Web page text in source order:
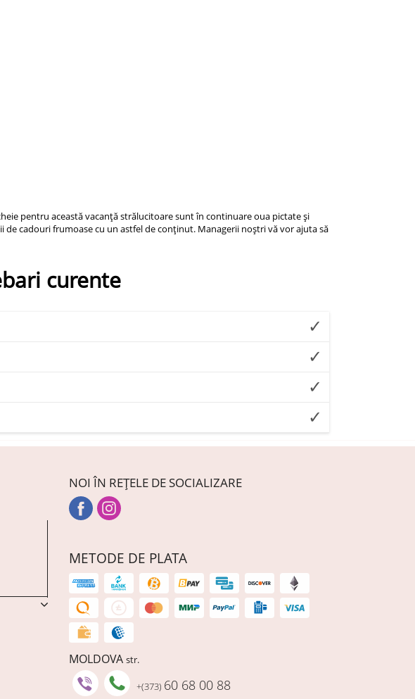
pentru această vacanță strălucitoare sunt în continuare oua pictate și
cadouri frumoase cu un astfel de conținut. Managerii noștri vă vor ajuta să
curente
NOI ÎN REȚELE DE SOCIALIZARE
METODE DE PLATA
MOLDOVA str.
+(373) 60 68 00 88